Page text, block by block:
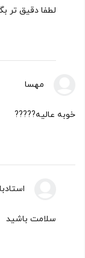
لطفا دقیق تر
مهسا
خوبه عالیه?????
سلامت باشید